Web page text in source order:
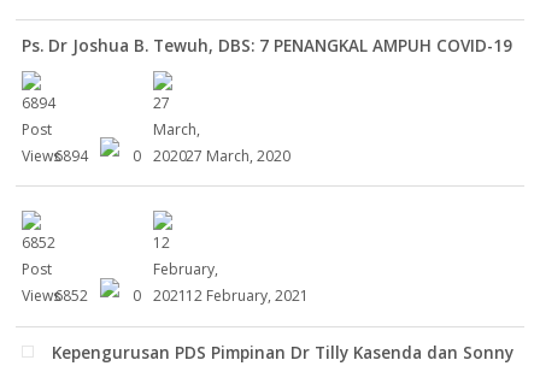
Ps. Dr Joshua B. Tewuh, DBS: 7 PENANGKAL AMPUH COVID-19
6894 0 27 March, 2020
6852 0 12 February, 2021
Kepengurusan PDS Pimpinan Dr Tilly Kasenda dan Sonny